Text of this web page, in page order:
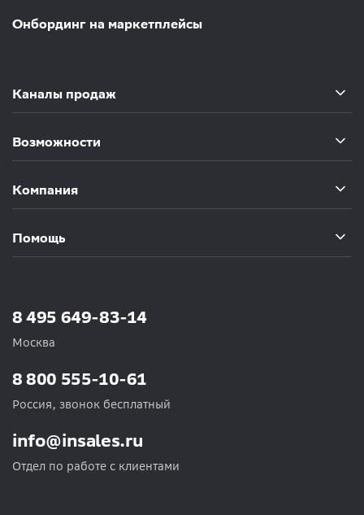
Онбординг на маркетплейсы
Каналы продаж
Возможности
Компания
Помощь
8 495 649-83-14
Москва
info@insales.ru
Отдел по работе с клиентами
8 800 555-10-61
Россия, звонок бесплатный